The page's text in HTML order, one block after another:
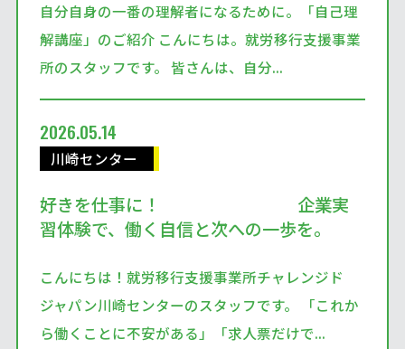
自分自身の一番の理解者になるために。「自己理
解講座」のご紹介 こんにちは。就労移行支援事業
所のスタッフです。 皆さんは、自分...
2026.05.14
川崎センター
好きを仕事に！ 企業実
習体験で、働く自信と次への一歩を。
こんにちは！就労移行支援事業所チャレンジド
ジャパン川崎センターのスタッフです。 「これか
ら働くことに不安がある」「求人票だけで...